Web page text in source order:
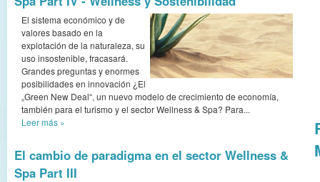
El sistema económico y de
valores basado en la
explotación de la naturaleza, su
uso insostenible, fracasará.
Grandes preguntas y enormes
posibilidades en innovación ¿El
„Green New Deal“, un nuevo modelo de crecimiento de economía,
también para el turismo y el sector Wellness & Spa? Para...
Leer más »
El cambio de paradigma en el sector Wellness &
Spa Part III